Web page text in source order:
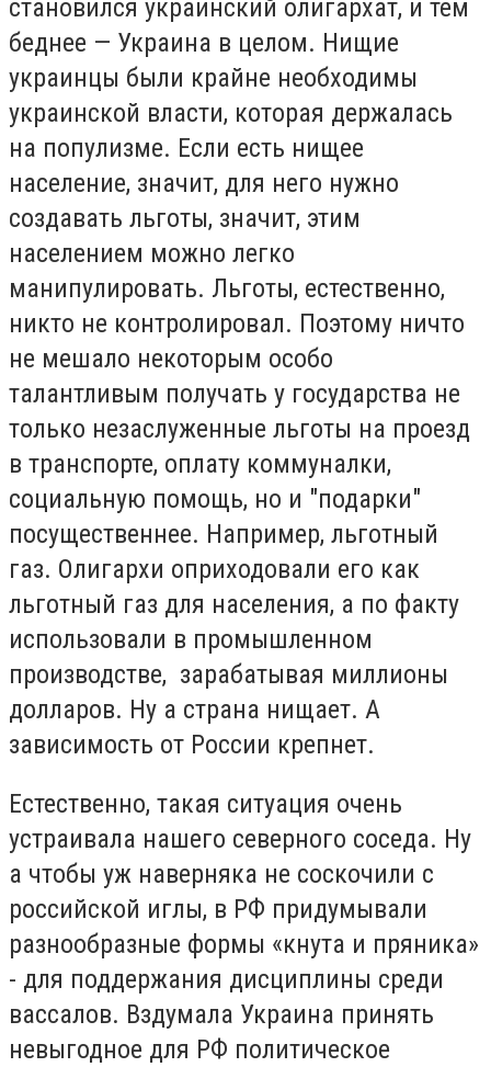
становился украинский олигархат, и тем
беднее — Украина в целом. Нищие
украинцы были крайне необходимы
украинской власти, которая держалась
на популизме. Если есть нищее
население, значит, для него нужно
создавать льготы, значит, этим
населением можно легко
манипулировать. Льготы, естественно,
никто не контролировал. Поэтому ничто
не мешало некоторым особо
талантливым получать у государства не
только незаслуженные льготы на проезд
в транспорте, оплату коммуналки,
социальную помощь, но и "подарки"
посущественнее. Например, льготный
газ. Олигархи оприходовали его как
льготный газ для населения, а по факту
использовали в промышленном
производстве, зарабатывая миллионы
долларов. Ну а страна нищает. А
зависимость от России крепнет.
Естественно, такая ситуация очень
устраивала нашего северного соседа. Ну
а чтобы уж наверняка не соскочили с
российской иглы, в РФ придумывали
разнообразные формы «кнута и пряника»
- для поддержания дисциплины среди
вассалов. Вздумала Украина принять
невыгодное для РФ политическое